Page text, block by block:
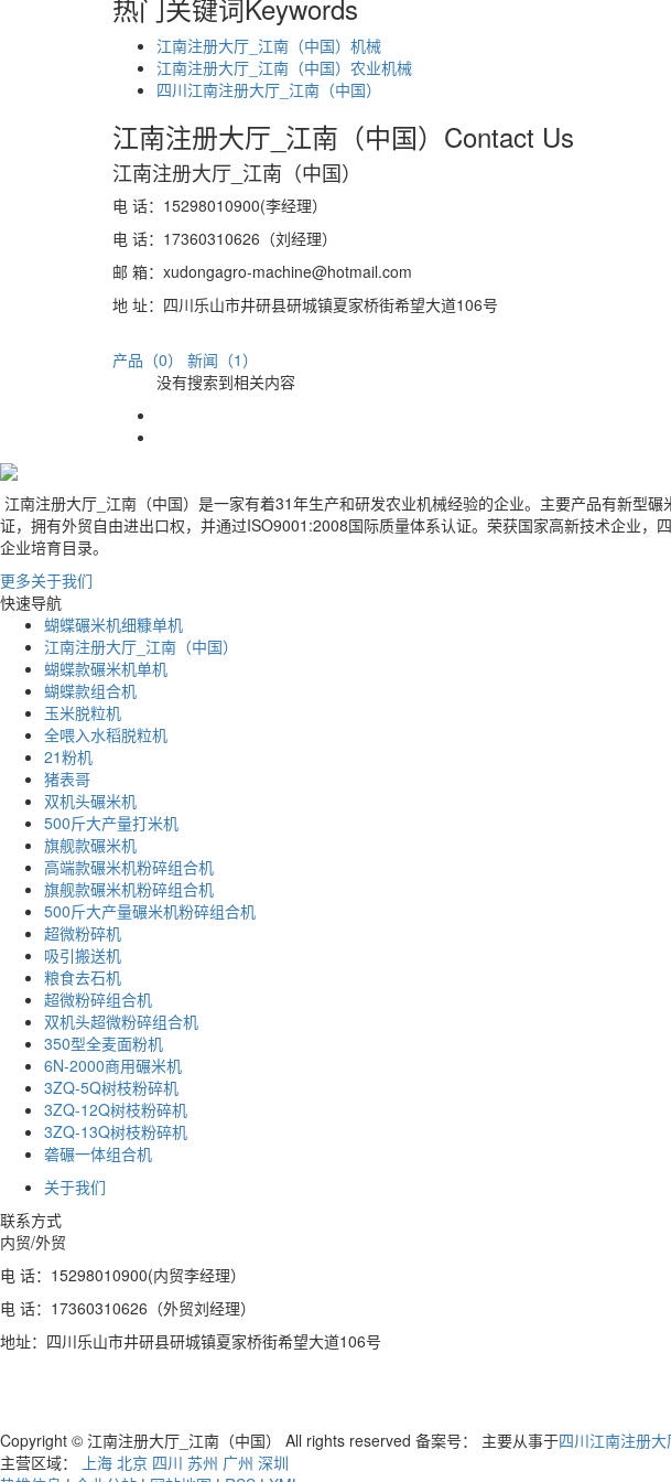
热门关键词Keywords
江南注册大厅_江南（中国）机械
江南注册大厅_江南（中国）农业机械
四川江南注册大厅_江南（中国）
江南注册大厅_江南（中国） Contact Us
江南注册大厅_江南（中国）
电 话：15298010900(李经理）
电 话：17360310626（刘经理）
邮 箱：xudongagro-machine@hotmail.com
地 址：四川乐山市井研县研城镇夏家桥街希望大道106号
产品（0）
新闻（1）
没有搜索到相关内容
江南注册大厅_江南（中国）是一家有着31年生产和研发农业机械经验的企业。主要产品有新型
证，拥有外贸自由进出口权，并通过ISO9001:2008国际质量体系认证。荣获国家高新技术企业
企业培育目录。
更多关于我们
快速导航
蝴蝶碾米机细糠单机
江南注册大厅_江南（中国）
蝴蝶款碾米机单机
蝴蝶款组合机
玉米脱粒机
全喂入水稻脱粒机
21粉机
猪表哥
双机头碾米机
500斤大产量打米机
旗舰款碾米机
高端款碾米机粉碎组合机
旗舰款碾米机粉碎组合机
500斤大产量碾米机粉碎组合机
超微粉碎机
吸引搬送机
粮食去石机
超微粉碎组合机
双机头超微粉碎组合机
350型全麦面粉机
6N-2000商用碾米机
3ZQ-5Q树枝粉碎机
3ZQ-12Q树枝粉碎机
3ZQ-13Q树枝粉碎机
砻碾一体组合机
关于我们
联系方式
内贸/外贸
电 话：15298010900(内贸李经理）
电 话：17360310626（外贸刘经理）
地址：四川乐山市井研县研城镇夏家桥街希望大道106号
Copyright © 江南注册大厅_江南（中国） All rights reserved 备案号： 主要从事于四川江南注册大
主营区域：
上海 北京 四川 苏州 广州 深圳